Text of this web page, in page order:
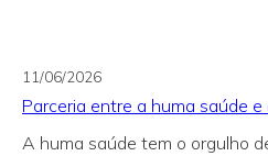
11/06/2026
Parceria entre a huma saúde e
A huma saúde tem o orgulho